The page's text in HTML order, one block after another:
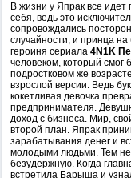
В жизни у Япрак все идет
себя, ведь это
сопровождались
случайности, и принца
героиня сериала 4N1K
человеком, который смог
подростковом же
взрослой версии. Ведь
кокетливая девочка
предпринимателя.
доход с бизнеса. Мир,
второй план. Япрак
зарабатывания денег и
молодыми людьми. Тем не
безудержную. Когда
встретила Барыша и